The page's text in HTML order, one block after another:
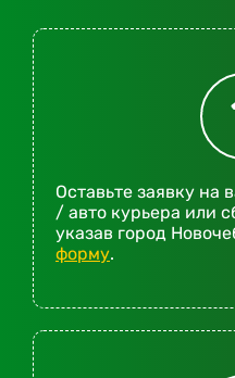
Оставьте заявку на
/ авто курьера или
указав город
форму.